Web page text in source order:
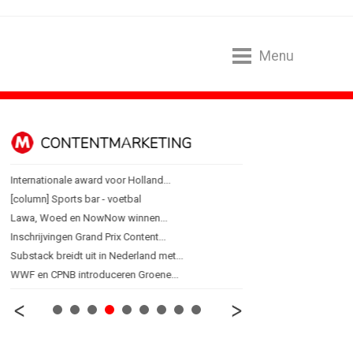
Menu
CONTENTMARKETING
Internationale award voor Holland...
[column] Sports bar - voetbal
Lawa, Woed en NowNow winnen...
Inschrijvingen Grand Prix Content...
Substack breidt uit in Nederland met...
WWF en CPNB introduceren Groene...